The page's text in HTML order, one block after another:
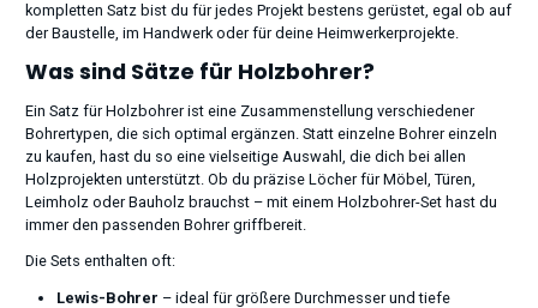
kompletten Satz bist du für jedes Projekt bestens gerüstet, egal ob auf
der Baustelle, im Handwerk oder für deine Heimwerkerprojekte.
Was sind Sätze für Holzbohrer?
Ein Satz für Holzbohrer ist eine Zusammenstellung verschiedener
Bohrertypen, die sich optimal ergänzen. Statt einzelne Bohrer einzeln
zu kaufen, hast du so eine vielseitige Auswahl, die dich bei allen
Holzprojekten unterstützt. Ob du präzise Löcher für Möbel, Türen,
Leimholz oder Bauholz brauchst – mit einem Holzbohrer-Set hast du
immer den passenden Bohrer griffbereit.
Die Sets enthalten oft:
Lewis-Bohrer – ideal für größere Durchmesser und tiefe